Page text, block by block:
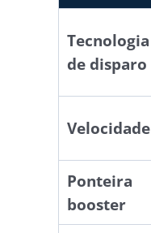
Tecnologia
de disparo
Velocidade
Ponteira
booster